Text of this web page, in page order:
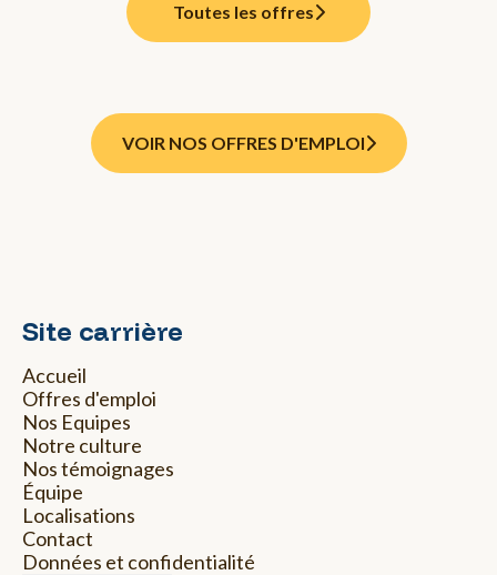
Toutes les offres
VOIR NOS OFFRES D'EMPLOI
Site carrière
Accueil
Offres d'emploi
Nos Equipes
Notre culture
Nos témoignages
Équipe
Localisations
Contact
Données et confidentialité